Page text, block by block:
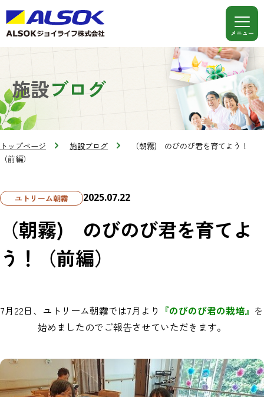
施設ブログ
トップページ 施設ブログ
（朝霧) のびのび君を育てよう！
（前編）
ユトリーム朝霧 2025.07.22
（朝霧) のびのび君を育てよ
う！（前編）
7月22日、ユトリーム朝霧では7月より 『のびのび君の栽培』 を
始めましたのでご報告させていただきます。